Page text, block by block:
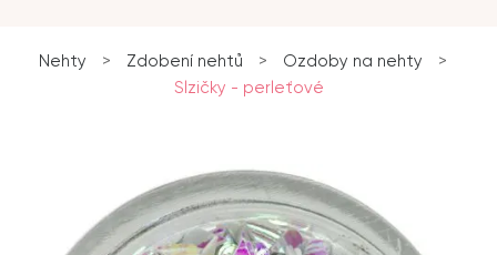
Nehty > Zdobení nehtů > Ozdoby na nehty
>
Slzičky - perleťové